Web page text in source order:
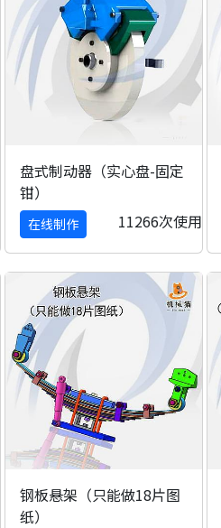
盘式制动器（实心盘-固定
钳）
在线制作 11266次使用
钢板悬架（只能做18片图
纸）